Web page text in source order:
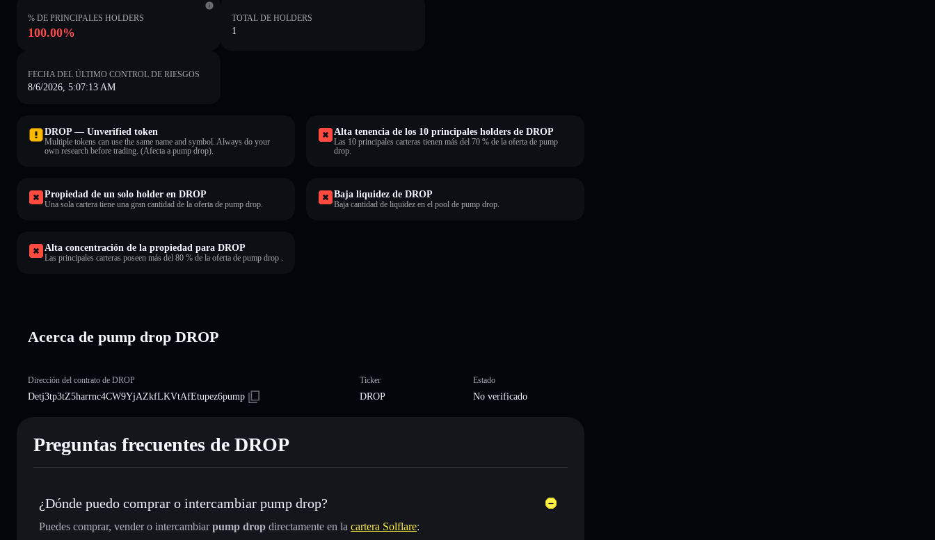
% DE PRINCIPALES HOLDERS
100.00%
TOTAL DE HOLDERS
1
FECHA DEL ÚLTIMO CONTROL DE RIESGOS
8/6/2026, 5:07:13 AM
DROP — Unverified token
Multiple tokens can use the same name and symbol. Always do your
own research before trading. (Afecta a pump drop).
Alta tenencia de los 10 principales holders de DROP
Las 10 principales carteras tienen más del 70 % de la oferta de pump
drop.
Propiedad de un solo holder en DROP
Una sola cartera tiene una gran cantidad de la oferta de pump drop.
Baja liquidez de DROP
Baja cantidad de liquidez en el pool de pump drop.
Alta concentración de la propiedad para DROP
Las principales carteras poseen más del 80 % de la oferta de pump drop .
Acerca de pump drop DROP
Dirección del contrato de DROP
Detj3tp3tZ5harrnc4CW9YjAZkfLKVtAfEtupez6pump
Ticker
DROP
Estado
No verificado
Preguntas frecuentes de DROP
¿Dónde puedo comprar o intercambiar pump drop?
Puedes comprar, vender o intercambiarpump drop directamente en la cartera Solflare: